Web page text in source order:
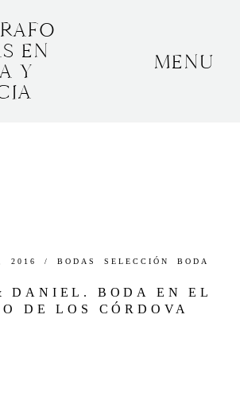
MENU
2016 / BODAS SELECCIÓN BODA
DANIEL. BODA EN EL
DE LOS CÓRDOVA
ESPAÑA